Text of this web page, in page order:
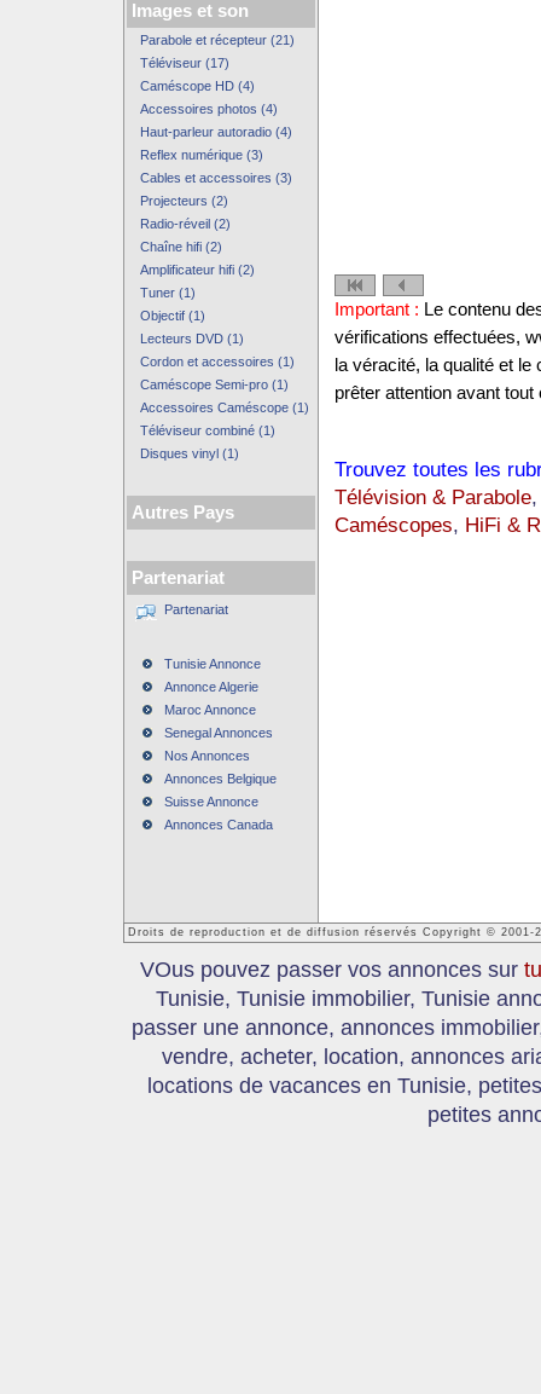
Images et son
Parabole et récepteur (21)
Téléviseur (17)
Caméscope HD (4)
Accessoires photos (4)
Haut-parleur autoradio (4)
Reflex numérique (3)
Cables et accessoires (3)
Projecteurs (2)
Radio-réveil (2)
Chaîne hifi (2)
Amplificateur hifi (2)
Tuner (1)
Objectif (1)
Lecteurs DVD (1)
Cordon et accessoires (1)
Caméscope Semi-pro (1)
Accessoires Caméscope (1)
Téléviseur combiné (1)
Disques vinyl (1)
Autres Pays
Partenariat
Partenariat
Tunisie Annonce
Annonce Algerie
Maroc Annonce
Senegal Annonces
Nos Annonces
Annonces Belgique
Suisse Annonce
Annonces Canada
Important : Le contenu
vérifications effectuées,
la véracité, la qualité et
prêter attention avant tout
Trouvez toutes les
Télévision & Parabole
Caméscopes, HiFi &
Droits de reproduction et de diffusion réservés Copyright © 2001-
VOus pouvez passer vos annonces sur
Tunisie, Tunisie immobilier, Tunisie
passer une annonce, annonces
vendre, acheter, location, annonces
locations de vacances en Tunisie,
petites